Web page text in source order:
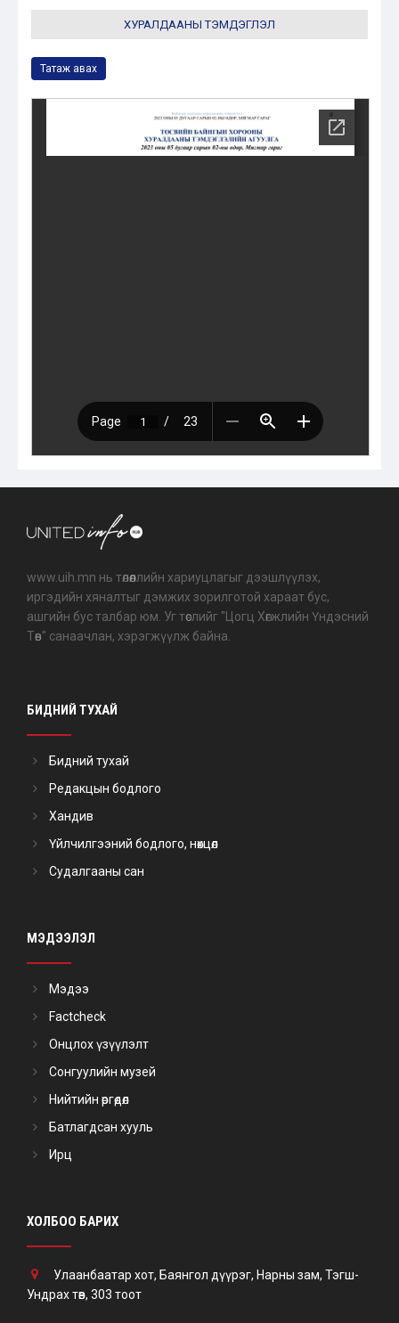
ХУРАЛДААНЫ ТЭМДЭГЛЭЛ
Татаж авах
www.uih.mn нь төлөөллийн хариуцлагыг дээшлүүлэх,
иргэдийн хяналтыг дэмжих зорилготой хараат бус,
ашгийн бус талбар юм. Уг төслийг "Цогц Хөгжлийн Үндэсний
Төв" санаачлан, хэрэгжүүлж байна.
БИДНИЙ ТУХАЙ
Бидний тухай
Редакцын бодлого
Хандив
Үйлчилгээний бодлого, нөхцөл
Судалгааны сан
МЭДЭЭЛЭЛ
Мэдээ
Factcheck
Онцлох үзүүлэлт
Сонгуулийн музей
Нийтийн өргөдөл
Батлагдсан хууль
Ирц
ХОЛБОО БАРИХ
Улаанбаатар хот, Баянгол дүүрэг, Нарны зам, Тэгш-
Ундрах төв, 303 тоот